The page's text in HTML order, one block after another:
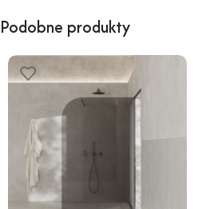
Podobne produkty